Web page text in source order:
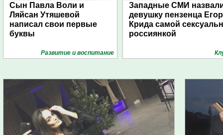
Сын Павла Воли и
Ляйсан Утяшевой
написал свои первые
буквы
Развитие и воспитание
Западные СМИ
девушку пензенца
Крида самой
россиянкой